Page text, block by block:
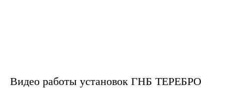
Видео работы установок ГНБ ТЕРЕБРО